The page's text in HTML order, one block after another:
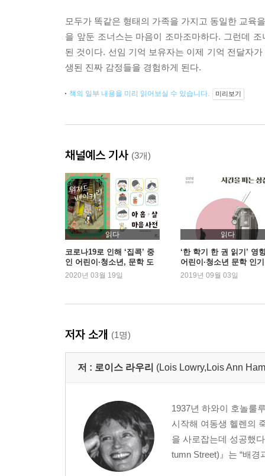
모두가 똑같은 형태의 가족을 가지고 동일한 교육
을 앞둔 조너스는 마음이 조마조마하다. 그런데
된 것이다. 선임 기억 보유자는 이제 기억 전달자
생된 진짜 감정들을 경험하게 된다.
책의 일부 내용을 미리 읽어보실 수 있습니다. 미리보기
채널예스 기사 (3개)
읽다
코로나19로 인해 ‘집콕’ 중
인 어린이·청소년, 문학 도
서 읽기 열중
2020년 03월 19일
읽다
‘한 학기 한 권 읽기’ 영
어린이·청소년 문학 인기
2019년 09월 03일
저자 소개 (1명)
저 : 로이스 라우리 (Lois Lowry,Lois Ann
1937년 하와이 호놀룰
시작해 여동생 헬렌의
을 사로잡는데 성공했
tumn Street)』는 “배